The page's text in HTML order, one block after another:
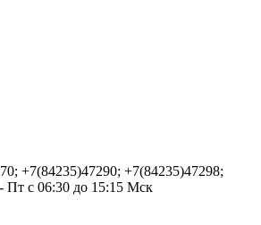
+7(84235)47290; +7(84235)47298;
с 06:30 до 15:15 Мск